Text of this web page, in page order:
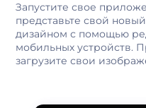
Запустите свое
представьте свой
дизайном с помощью
мобильных устройств.
загрузите свои